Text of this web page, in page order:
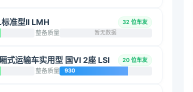
准型II LMH 32 位车友
整备质量 暂无数据
式运输车实用型 国VI 2座 LSI 20 位车友
整备质量 930